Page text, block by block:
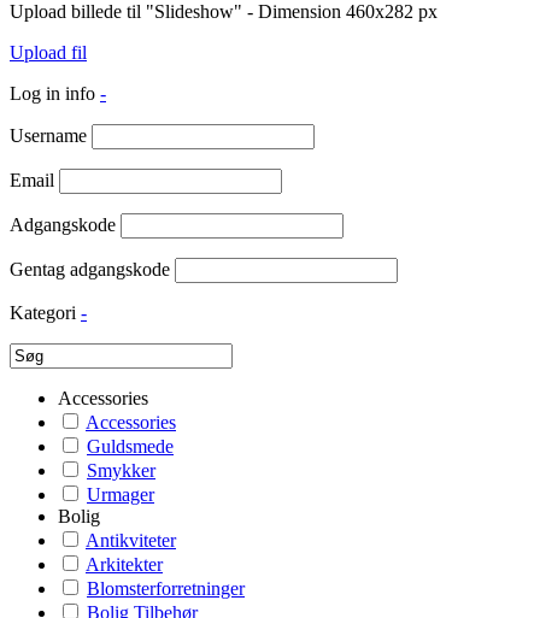
Upload billede til "Slideshow" - Dimension 460x282 px
Upload fil
Log in info -
Username
Email
Adgangskode
Gentag adgangskode
Kategori -
Accessories
Accessories
Guldsmede
Smykker
Urmager
Bolig
Antikviteter
Arkitekter
Blomsterforretninger
Bolig Tilbehør